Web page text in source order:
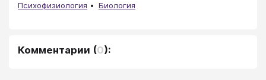
Психофизиология Биология
Комментарии (0):